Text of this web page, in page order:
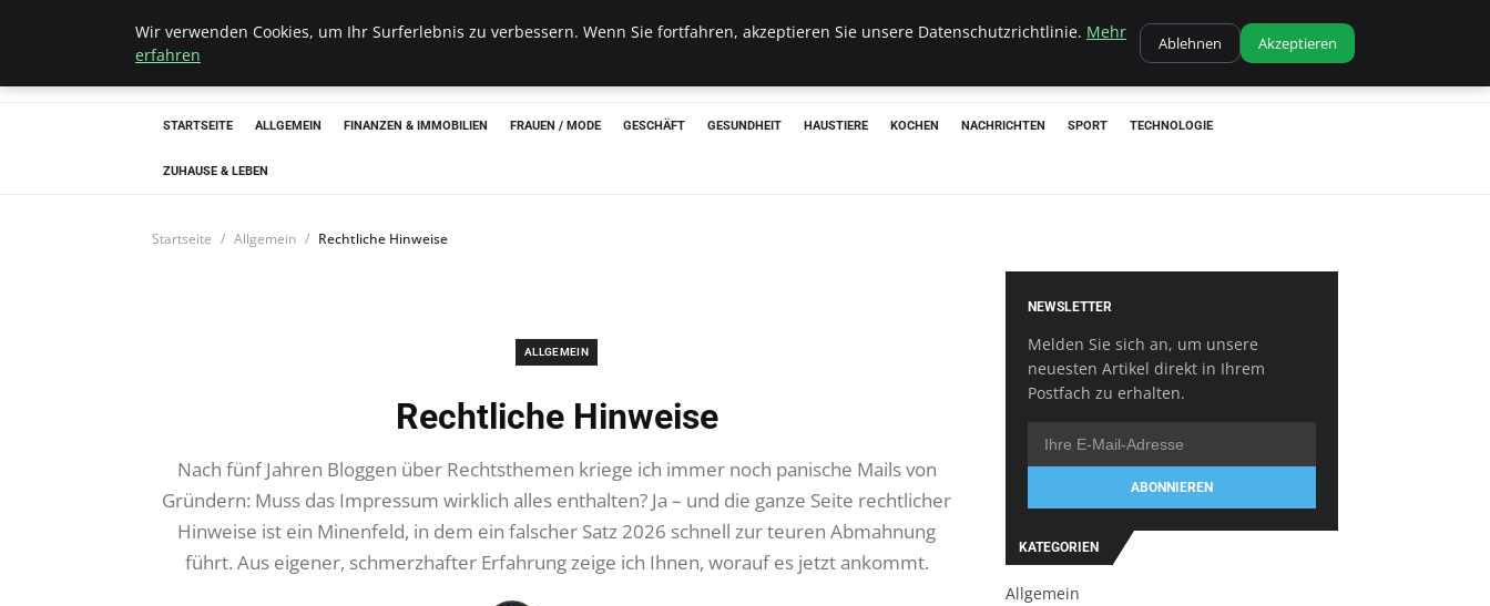
Bistro Grammophon
STARTSEITE ALLGEMEIN FINANZEN & IMMOBILIEN FRAUEN / MODE GESCHÄFT GESUNDHEIT HAUSTIERE KOCHEN NACHRICHTEN SPORT TECHNOLOGIE
ZUHAUSE & LEBEN
Startseite Allgemein Rechtliche Hinweise
ALLGEMEIN
Rechtliche Hinweise
Nach fünf Jahren Bloggen über Rechtsthemen kriege ich immer noch panische Mails von
Gründern: Muss das Impressum wirklich alles enthalten? Ja – und die ganze Seite rechtlicher
Hinweise ist ein Minenfeld, in dem ein falscher Satz 2026 schnell zur teuren Abmahnung
führt. Aus eigener, schmerzhafter Erfahrung zeige ich Ihnen, worauf es jetzt ankommt.
NEWSLETTER
Melden Sie sich an, um unsere
neuesten Artikel direkt in Ihrem
Postfach zu erhalten.
ABONNIEREN
KATEGORIEN
Allgemein
Wir verwenden Cookies, um Ihr Surferlebnis zu verbessern. Wenn Sie fortfahren, akzeptieren Sie unsere Datenschutzrichtlinie. Mehr
erfahren
Ablehnen Akzeptieren